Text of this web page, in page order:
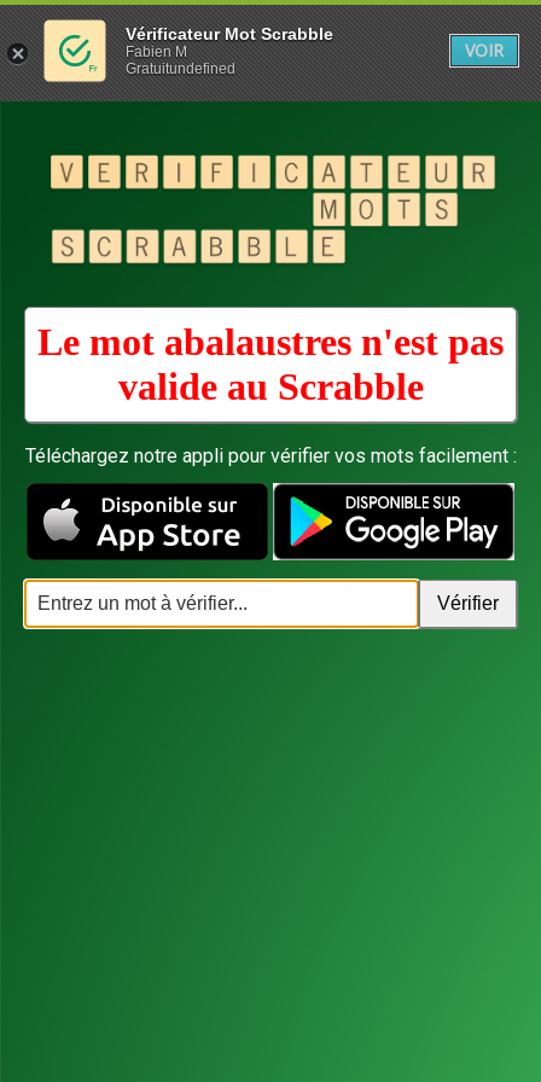
Le mot abalaustres n'est pas
valide au Scrabble
Téléchargez notre appli pour vérifier vos mots facilement :
Vérificateur Mot Scrabble
Fabien M
Gratuitundefined
VOIR